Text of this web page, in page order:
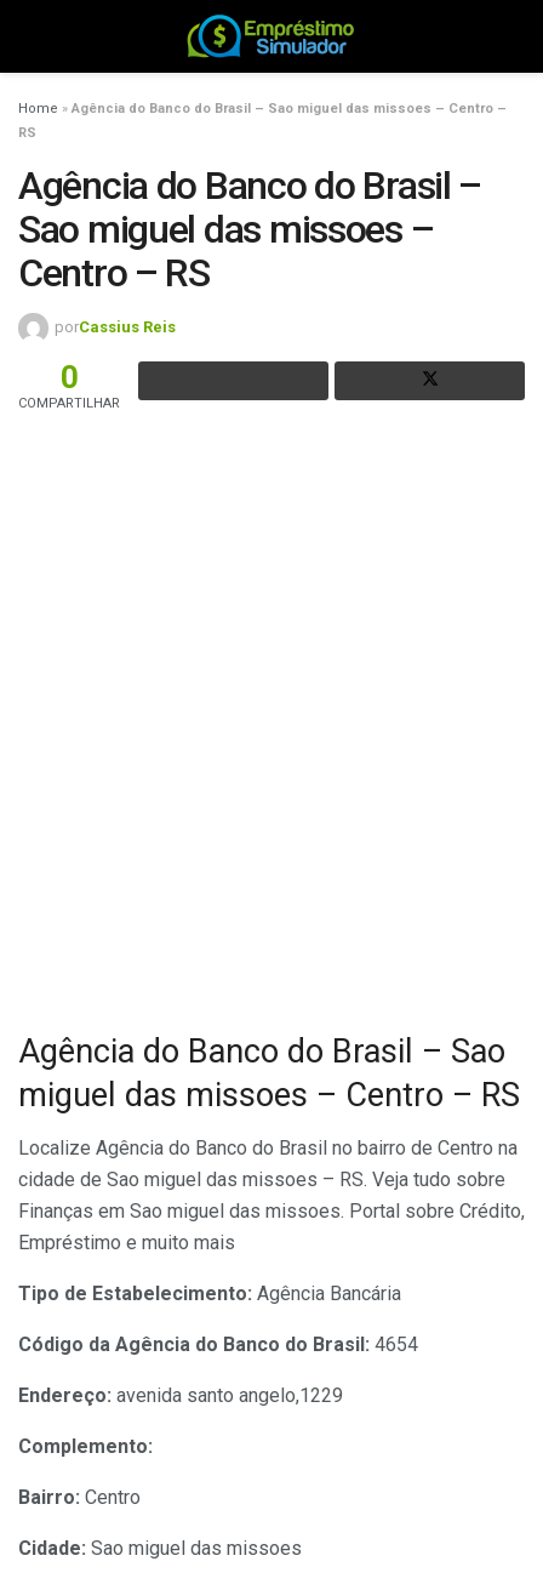
Home » Agência do Banco do Brasil – Sao miguel das missoes – Centro –
RS
Agência do Banco do Brasil –
Sao miguel das missoes –
Centro – RS
porCassius Reis
0
COMPARTILHAR
Agência do Banco do Brasil – Sao
miguel das missoes – Centro – RS
Localize Agência do Banco do Brasil no bairro de Centro na
cidade de Sao miguel das missoes – RS. Veja tudo sobre
Finanças em Sao miguel das missoes. Portal sobre Crédito,
Empréstimo e muito mais
Tipo de Estabelecimento: Agência Bancária
Código da Agência do Banco do Brasil: 4654
Endereço: avenida santo angelo,1229
Complemento:
Bairro: Centro
Cidade: Sao miguel das missoes